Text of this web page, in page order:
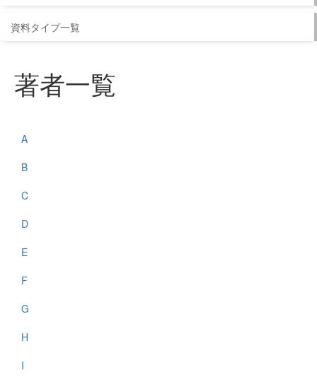
資料タイプ一覧
著者一覧
A
B
C
D
E
F
G
H
I